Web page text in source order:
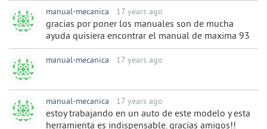
manual-mecanica 17 years ago
gracias por poner los manuales son de mucha
ayuda quisiera encontrar el manual de maxima 93
manual-mecanica 17 years ago
manual-mecanica 17 years ago
estoy trabajando en un auto de este modelo y esta
herramienta es indispensable. gracias amigos!!